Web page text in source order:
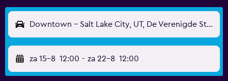
Downtown - Salt Lake City, UT, De Verenigde Staten
za 15-8 12:00 - za 22-8 12:00